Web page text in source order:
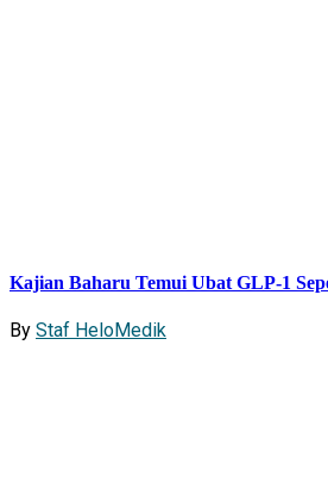
Kajian Baharu Temui Ubat GLP-1
By Staf HeloMedik